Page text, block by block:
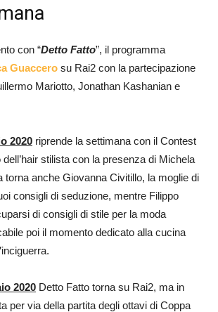
con “Detto Fatto”, il programma
Guaccero su Rai2 con la partecipazione
Mariotto, Jonathan Kashanian e
2020 riprende la settimana con il Contest
stilista con la presenza di Michela
torna anche Giovanna Civitillo, la moglie di
consigli di seduzione, mentre Filippo
di consigli di stile per la moda
poi il momento dedicato alla cucina
2020 Detto Fatto torna su Rai2, ma in
per via della partita degli ottavi di Coppa